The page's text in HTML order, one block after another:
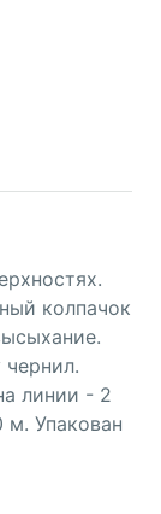
колпачок
чернил.
линии - 2
Упакован